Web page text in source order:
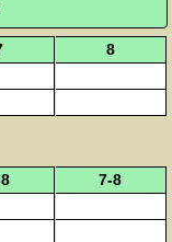
8
7-8